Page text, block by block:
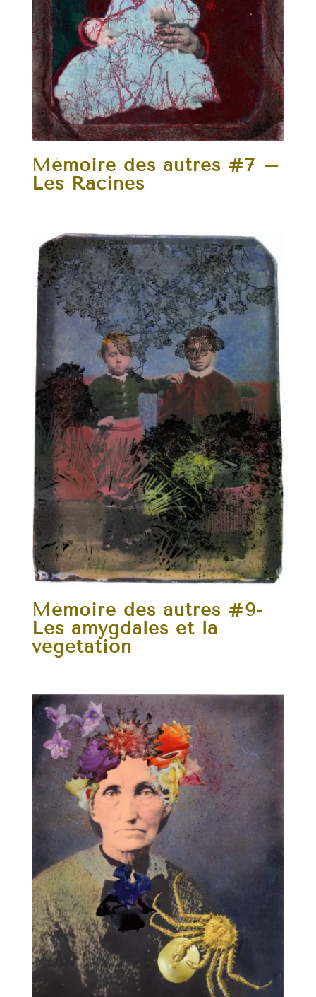
Mémoire des autres #7 –
Les Racines
Mémoire des autres #9-
Les amygdales et la
végétation